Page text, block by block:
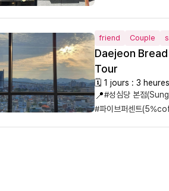
friend Couple
Daejeon
Tour
🗓 1 jours : 3 heures
📍#성심당 본점
#파이브퍼센트